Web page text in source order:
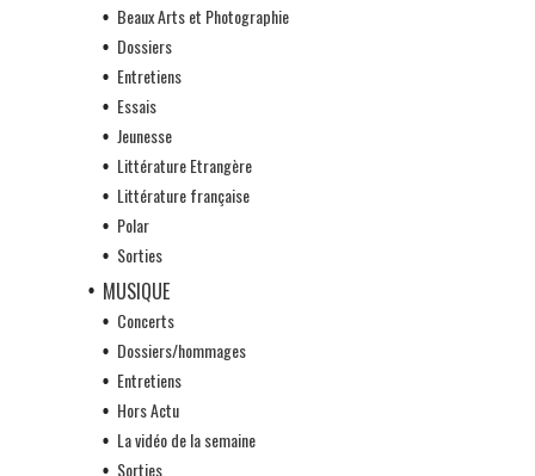
Beaux Arts et Photographie
Dossiers
Entretiens
Essais
Jeunesse
Littérature Etrangère
Littérature française
Polar
Sorties
MUSIQUE
Concerts
Dossiers/hommages
Entretiens
Hors Actu
La vidéo de la semaine
Sorties